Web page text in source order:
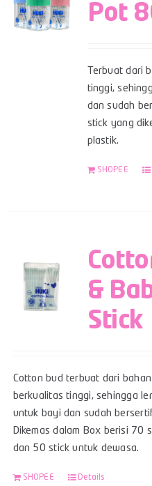
Pot
Terbuat dari
tinggi,
dan sudah
stick yang
plastik.
SHOPEE
&
Stick
Cotton bud terbuat dari
berkualitas tinggi, sehingga
untuk bayi dan sudah
Dikemas dalam Box berisi 70
dan 50 stick untuk dewasa.
SHOPEE Details